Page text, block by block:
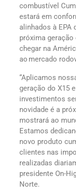
combustível
estará em
alinhados à EPA
próxima
chegar na
ao mercado
“Aplicamos
geração do X15
investimentos
novidade é a
mostrará ao
Estamos
novo produto
clientes nas
realizadas
presidente On-
Norte.